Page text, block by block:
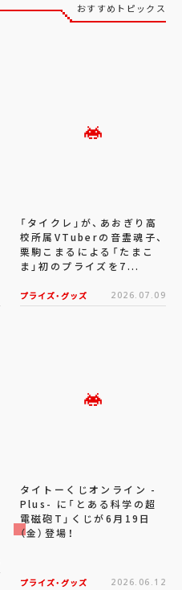
おすすめトピックス
「タイクレ」が、あおぎり高
校所属VTuberの音霊魂子、
栗駒こまるによる「たまこ
ま」初のプライズを7...
プライズ・グッズ 2026.07.09
タイトーくじオンライン -
Plus- に「とある科学の超
電磁砲T」くじが6月19日
（金）登場！
プライズ・グッズ 2026.06.12